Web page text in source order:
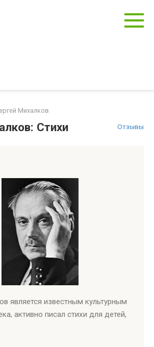
Михалков
Отзывы
Стихи
является известным культурным
активно писал стихи для детей,